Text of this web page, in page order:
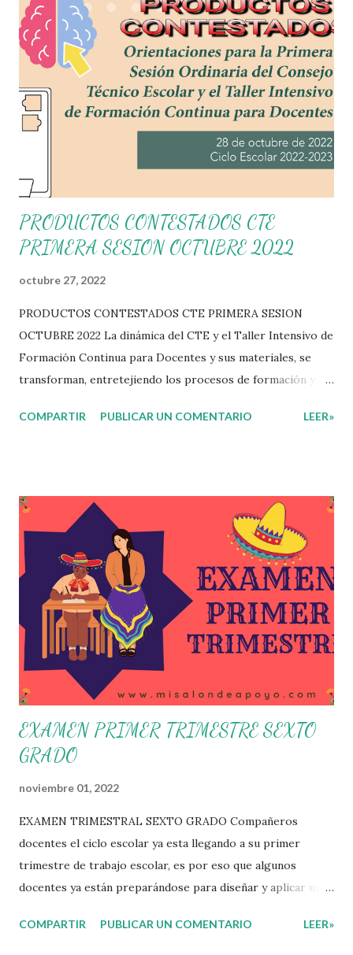
PRODUCTOS CONTESTADOS CTE
PRIMERA SESION OCTUBRE 2022
octubre 27, 2022
PRODUCTOS CONTESTADOS CTE PRIMERA SESION
OCTUBRE 2022 La dinámica del CTE y el Taller Intensivo de
Formación Continua para Docentes y sus materiales, se
transforman, entretejiendo los procesos de formación y de
una guía de trabajo a un documento orientador, el cual es
propone que el colectivo docente tome decisiones sobre
su organización, la gestión del tiempo acorde a las
necesidades de la escuela y las acciones que decidan
emprender para apropiarse y resignificar el Plan de
Estudio dentro y fuera de este espacio. En esta Primera
Sesión Ordinaria se les invita a que reflexionen y acuerden
posibles acciones a realizar colaborativamente en la escuela
y con la comunidad, a fin de atender las problemáticas
identificadas. Compañeros docentes en est...
COMPARTIR PUBLICAR UN COMENTARIO LEER»
EXAMEN PRIMER TRIMESTRE SEXTO
GRADO
noviembre 01, 2022
EXAMEN TRIMESTRAL SEXTO GRADO Compañeros
docentes el ciclo escolar ya esta llegando a su primer
trimestre de trabajo escolar, es por eso que algunos
docentes ya están preparándose para diseñar y aplicar una
por parte de nuestros aprendientes. El examen consta de
COMPARTIR PUBLICAR UN COMENTARIO LEER»